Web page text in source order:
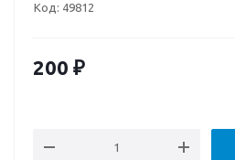
Код: 49812
200 ₽